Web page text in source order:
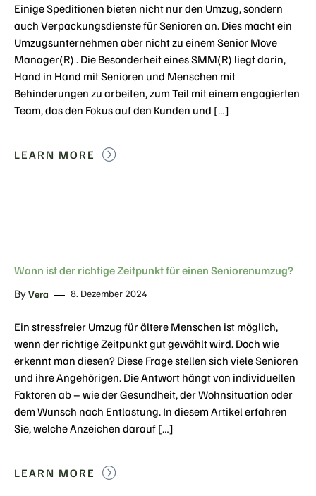
Einige Speditionen bieten nicht nur den Umzug, sondern
auch Verpackungsdienste für Senioren an. Dies macht ein
Umzugsunternehmen aber nicht zu einem Senior Move
Manager(R) . Die Besonderheit eines SMM(R) liegt darin,
Hand in Hand mit Senioren und Menschen mit
Behinderungen zu arbeiten, zum Teil mit einem engagierten
Team, das den Fokus auf den Kunden und […]
LEARN MORE
Wann ist der richtige Zeitpunkt für einen Seniorenumzug?
ByVera 8. Dezember 2024
Ein stressfreier Umzug für ältere Menschen ist möglich,
wenn der richtige Zeitpunkt gut gewählt wird. Doch wie
erkennt man diesen? Diese Frage stellen sich viele Senioren
und ihre Angehörigen. Die Antwort hängt von individuellen
Faktoren ab – wie der Gesundheit, der Wohnsituation oder
dem Wunsch nach Entlastung. In diesem Artikel erfahren
Sie, welche Anzeichen darauf […]
LEARN MORE